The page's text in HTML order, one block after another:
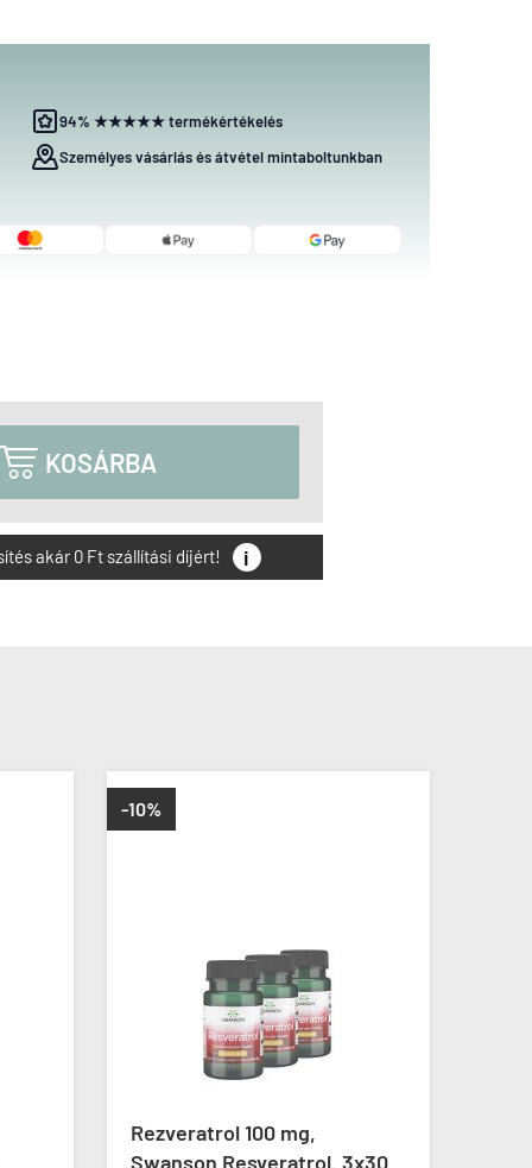
94% ★★★★★ termékértékelés
Személyes vásárlás és átvétel mintaboltunkban
 KOSÁRBA
akár 0 Ft szállítási díjért! i
-10%
Rezveratrol 100 mg,
Swanson Resveratrol, 3x30